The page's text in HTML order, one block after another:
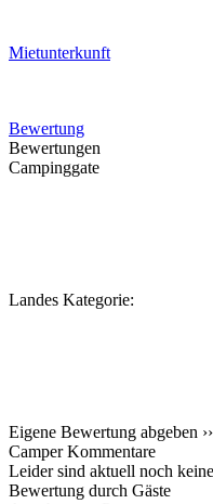
Mietunterkunft
Bewertung
Bewertungen
Campinggate
Landes Kategorie:
Eigene Bewertung abgeben ››
Camper Kommentare
Leider sind aktuell noch
Bewertung durch Gäste